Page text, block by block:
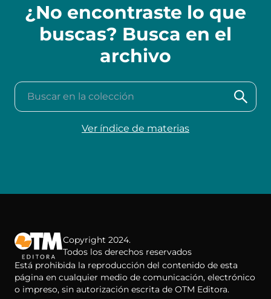
¿No encontraste lo que
buscas? Busca en el
archivo
Buscar en la colección
Ver índice de materias
Copyright 2024.
Todos los derechos reservados
Está prohibida la reproducción del contenido de esta
página en cualquier medio de comunicación, electrónico
o impreso, sin autorización escrita de OTM Editora.